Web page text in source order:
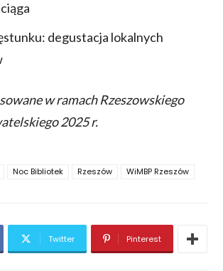
degustacja lokalnych
w ramach Rzeszowskiego
2025 r.
Noc Bibliotek Rzeszów WiMBP Rzeszów
Twitter Pinterest